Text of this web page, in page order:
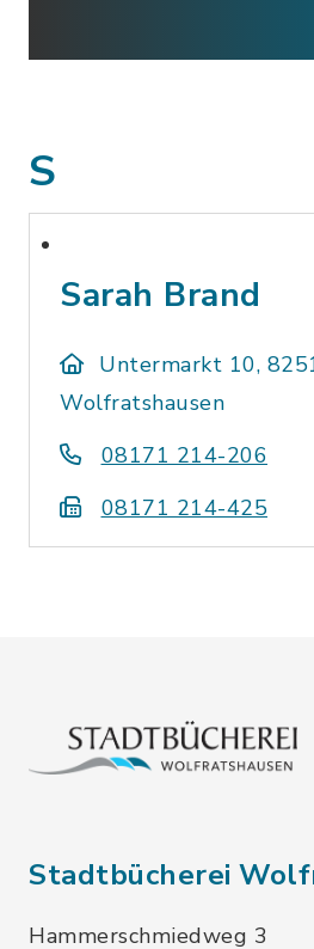
S
Sarah Brand
Untermarkt 10,
Wolfratshausen
08171 214-206
08171 214-425
Stadtbücherei
Hammerschmiedweg 3